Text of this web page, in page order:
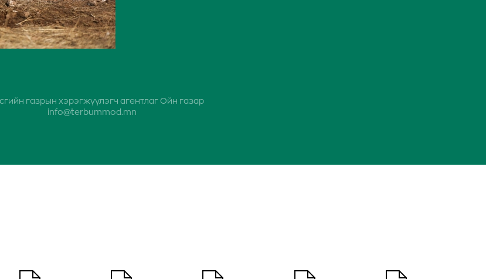
газрын хэрэгжүүлэгч агентлаг Ойн газар
info@terbummod.mn